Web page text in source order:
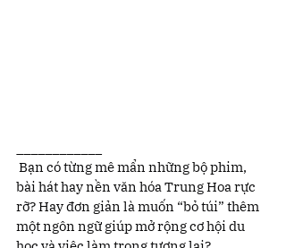
Bạn có từng mê mẩn những bộ phim,
bài hát hay nền văn hóa Trung Hoa rực
rỡ? Hay đơn giản là muốn “bỏ túi” thêm
một ngôn ngữ giúp mở rộng cơ hội du